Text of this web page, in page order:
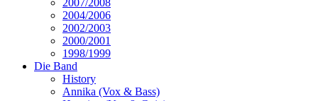
2007/2008
2004/2006
2002/2003
2000/2001
1998/1999
Die Band
History
Annika (Vox & Bass)